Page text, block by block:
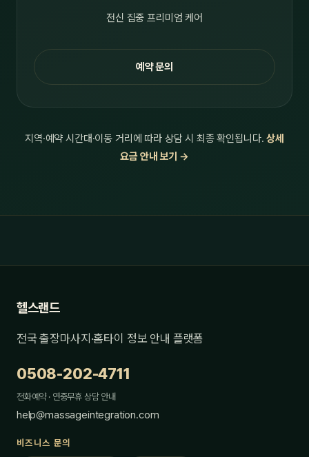
전신 집중 프리미엄 케어
예약 문의
지역·예약 시간대·이동 거리에 따라 상담 시 최종 확인됩니다.상세
요금 안내 보기 →
헬스랜드
전국 출장마사지·홈타이 정보 안내 플랫폼
0508-202-4711
전화예약 · 연중무휴 상담 안내
help@massageintegration.com
비즈니스 문의